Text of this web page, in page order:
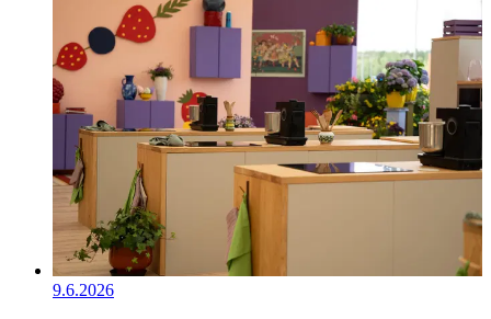
9.6.2026